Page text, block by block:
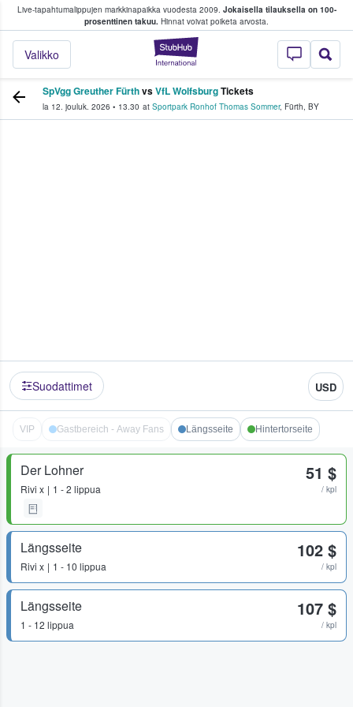
Live-tapahtumalippujen markkinapaikka vuodesta 2009. Jokaisella tilauksella on 100-
prosenttinen takuu. Hinnat voivat poiketa arvosta.
StubHub -
Valikko
fanit ostavat ja myyvät lippuja
SpVgg Greuther FürthvsVfL WolfsburgTickets
la 12. jouluk. 2026 • 13.30 at Sportpark Ronhof Thomas Sommer, Fürth, BY
Suodattimet USD
VIP Gastbereich - Away Fans Längsseite Hintertorseite
Der Lohner
Rivi x 1 - 2 lippua
51 $
/ kpl
Längsseite
Rivi x 1 - 10 lippua
102 $
/ kpl
Längsseite
1 - 12 lippua
107 $
/ kpl